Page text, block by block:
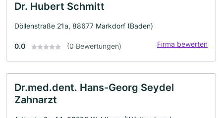
Dr. Hubert Schmitt
Döllenstraße 21a, 88677 Markdorf (Baden)
0.0 (0 Bewertungen) Firma bewerten
Dr.med.dent. Hans-Georg Seydel
Zahnarzt